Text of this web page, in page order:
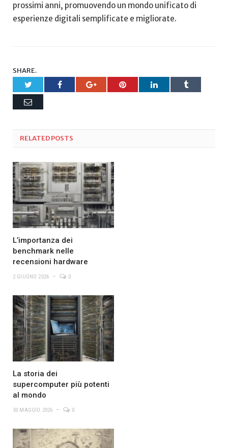
prossimi‍ anni, promuovendo un mondo unificato ⁤di
esperienze ⁤digitali semplificate ​e migliorate.
SHARE.
Twitter Facebook Google+Pinterest LinkedIn Tumblr
Email
RELATEDPOSTS
L’importanza dei
benchmark nelle
recensioni hardware
2 GIUGNO 2026 0
La storia dei
supercomputer più potenti
al mondo
30 MAGGIO 2026 0